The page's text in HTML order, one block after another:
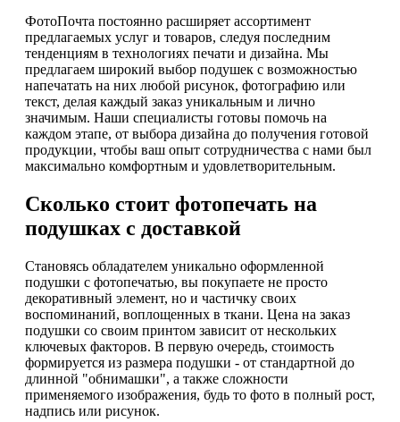
ФотоПочта постоянно расширяет ассортимент
предлагаемых услуг и товаров, следуя последним
тенденциям в технологиях печати и дизайна. Мы
предлагаем широкий выбор подушек с возможностью
напечатать на них любой рисунок, фотографию или
текст, делая каждый заказ уникальным и лично
значимым. Наши специалисты готовы помочь на
каждом этапе, от выбора дизайна до получения готовой
продукции, чтобы ваш опыт сотрудничества с нами был
максимально комфортным и удовлетворительным.
Сколько стоит фотопечать на
подушках с доставкой
Становясь обладателем уникально оформленной
подушки с фотопечатью, вы покупаете не просто
декоративный элемент, но и частичку своих
воспоминаний, воплощенных в ткани. Цена на заказ
подушки со своим принтом зависит от нескольких
ключевых факторов. В первую очередь, стоимость
формируется из размера подушки - от стандартной до
длинной "обнимашки", а также сложности
применяемого изображения, будь то фото в полный рост,
надпись или рисунок.